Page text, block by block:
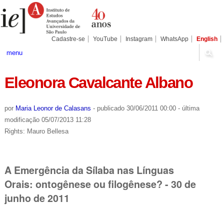
para
conteúdo.
Pessoais
Cadastre-se YouTube Instagram WhatsApp English
menu
Eleonora Cavalcante Albano
por Maria Leonor de Calasans - publicado30/06/2011 00:00 - última
modificação05/07/2013 11:28
Rights: Mauro Bellesa
A Emergência da Sílaba nas Línguas
Orais: ontogênese ou filogênese? - 30 de
junho de 2011